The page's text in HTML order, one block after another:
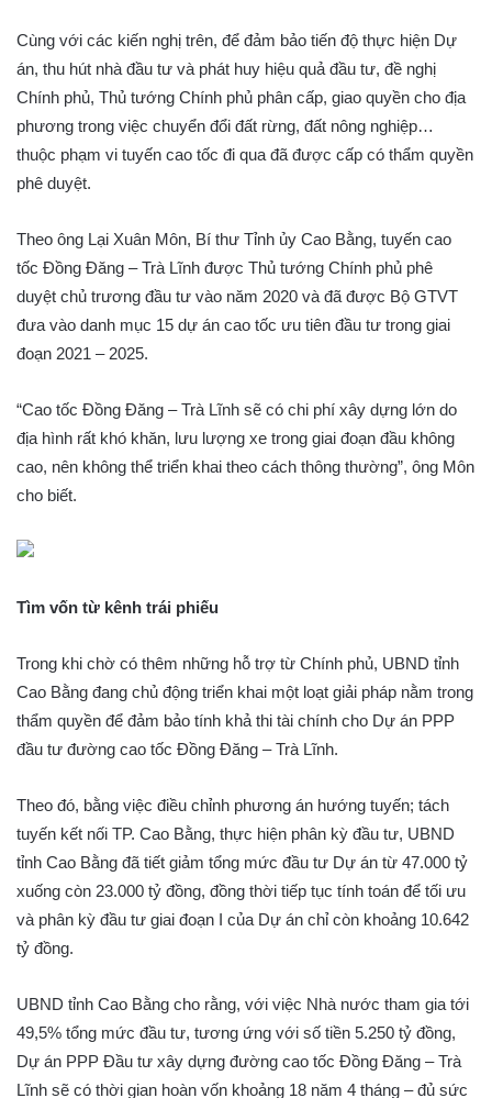
Cùng với các kiến nghị trên, để đảm bảo tiến độ thực hiện Dự
án, thu hút nhà đầu tư và phát huy hiệu quả đầu tư, đề nghị
Chính phủ, Thủ tướng Chính phủ phân cấp, giao quyền cho địa
phương trong việc chuyển đổi đất rừng, đất nông nghiệp…
thuộc phạm vi tuyến cao tốc đi qua đã được cấp có thẩm quyền
phê duyệt.
Theo ông Lại Xuân Môn, Bí thư Tỉnh ủy Cao Bằng, tuyến cao
tốc Đồng Đăng – Trà Lĩnh được Thủ tướng Chính phủ phê
duyệt chủ trương đầu tư vào năm 2020 và đã được Bộ GTVT
đưa vào danh mục 15 dự án cao tốc ưu tiên đầu tư trong giai
đoạn 2021 – 2025.
“Cao tốc Đồng Đăng – Trà Lĩnh sẽ có chi phí xây dựng lớn do
địa hình rất khó khăn, lưu lượng xe trong giai đoạn đầu không
cao, nên không thể triển khai theo cách thông thường”, ông Môn
cho biết.
Tìm vốn từ kênh trái phiếu
Trong khi chờ có thêm những hỗ trợ từ Chính phủ, UBND tỉnh
Cao Bằng đang chủ động triển khai một loạt giải pháp nằm trong
thẩm quyền để đảm bảo tính khả thi tài chính cho Dự án PPP
đầu tư đường cao tốc Đồng Đăng – Trà Lĩnh.
Theo đó, bằng việc điều chỉnh phương án hướng tuyến; tách
tuyến kết nối TP. Cao Bằng, thực hiện phân kỳ đầu tư, UBND
tỉnh Cao Bằng đã tiết giảm tổng mức đầu tư Dự án từ 47.000 tỷ
xuống còn 23.000 tỷ đồng, đồng thời tiếp tục tính toán để tối ưu
và phân kỳ đầu tư giai đoạn I của Dự án chỉ còn khoảng 10.642
tỷ đồng.
UBND tỉnh Cao Bằng cho rằng, với việc Nhà nước tham gia tới
49,5% tổng mức đầu tư, tương ứng với số tiền 5.250 tỷ đồng,
Dự án PPP Đầu tư xây dựng đường cao tốc Đồng Đăng – Trà
Lĩnh sẽ có thời gian hoàn vốn khoảng 18 năm 4 tháng – đủ sức